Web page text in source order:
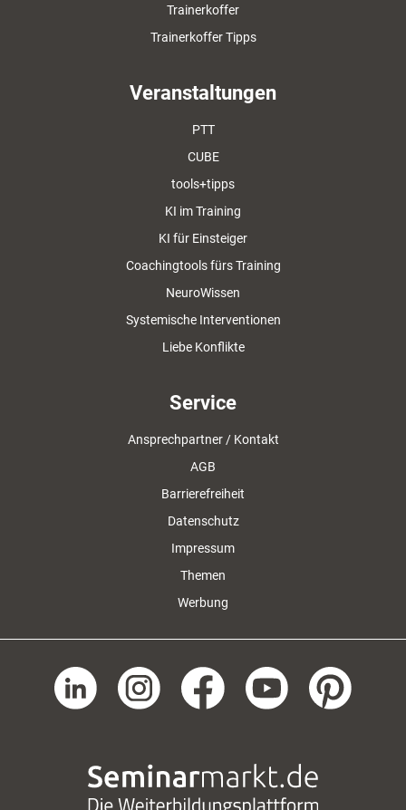
Trainerkoffer
Trainerkoffer Tipps
Veranstaltungen
PTT
CUBE
tools+tipps
KI im Training
KI für Einsteiger
Coachingtools fürs Training
NeuroWissen
Systemische Interventionen
Liebe Konflikte
Service
Ansprechpartner / Kontakt
AGB
Barrierefreiheit
Datenschutz
Impressum
Themen
Werbung